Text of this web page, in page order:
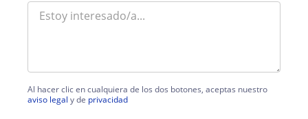
Al hacer clic en cualquiera de los dos botones, aceptas nuestro
aviso legal y de privacidad